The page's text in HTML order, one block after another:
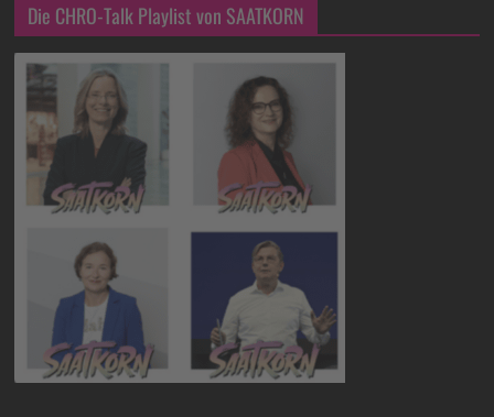
Die CHRO-Talk Playlist von SAATKORN